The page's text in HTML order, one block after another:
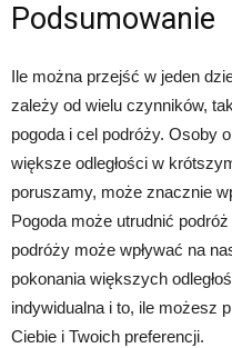
Podsumowanie
Ile można przejść w jeden
zależy od wielu czynników,
pogoda i cel podróży. Osoby
większe odległości w
poruszamy, może znacznie
Pogoda może utrudnić
podróży może wpływać na
pokonania większych
indywidualna i to, ile możesz
Ciebie i Twoich preferencji.